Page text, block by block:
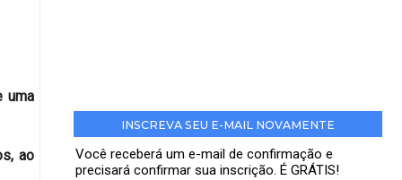
uma
ao
INSCREVA SEU E-MAIL NOVAMENTE
Você receberá um e-mail de confirmação e
precisará confirmar sua inscrição. É GRÁTIS!